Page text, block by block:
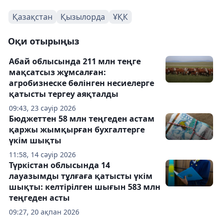
Қазақстан Қызылорда ҰҚК
Оқи отырыңыз
09:43, 23 сәуір 2026
Абай облысында 211 млн теңге
мақсатсыз жұмсалған:
агробизнеске бөлінген несиелерге
қатысты тергеу аяқталды
11:58, 14 сәуір 2026
Бюджеттен 58 млн теңгеден астам
қаржы жымқырған бухгалтерге
үкім шықты
09:27, 20 ақпан 2026
Түркістан облысында 14
лауазымды тұлғаға қатысты үкім
шықты: келтірілген шығын 583 млн
теңгеден асты